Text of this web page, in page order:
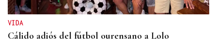
VIDA
Cálido adiós del fútbol ourensano a Lolo